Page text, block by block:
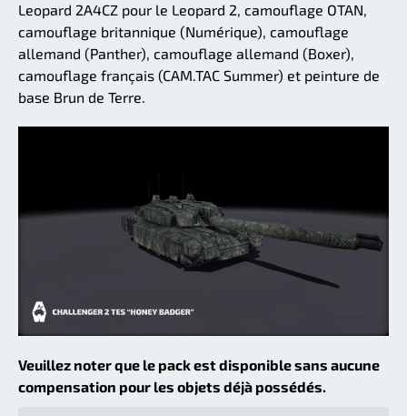
Leopard 2A4CZ pour le Leopard 2, camouflage OTAN,
camouflage britannique (Numérique), camouflage
allemand (Panther), camouflage allemand (Boxer),
camouflage français (CAM.TAC Summer) et peinture de
base Brun de Terre.
Veuillez noter que le pack est disponible sans aucune
compensation pour les objets déjà possédés.